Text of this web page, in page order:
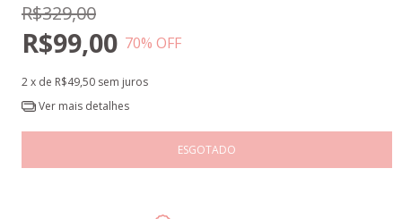
R$329,00
R$99,00 70% OFF
2x de R$49,50 sem juros
Ver mais detalhes